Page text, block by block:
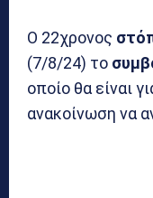
Ο 22χρονος
(7/8/24) το
οποίο θα είναι
ανακοίνωση να